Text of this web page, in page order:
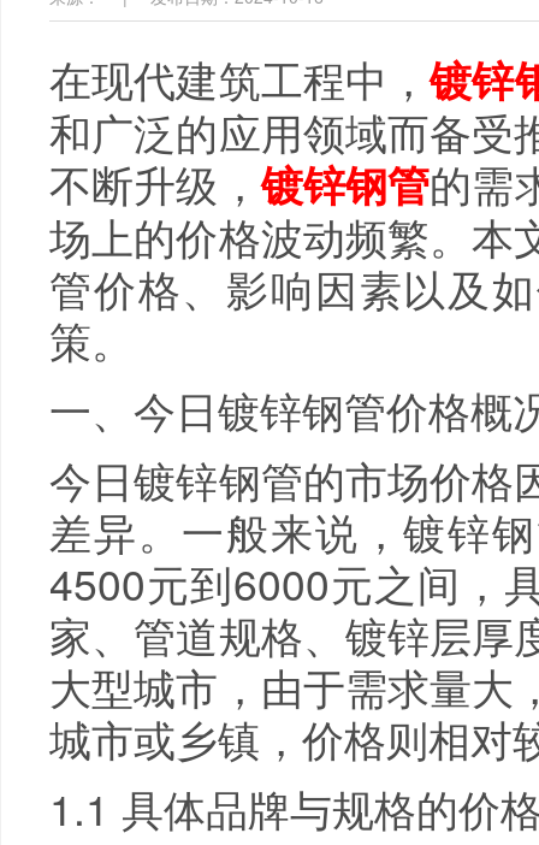
在现代建筑工程中，镀锌
和广泛的应用领域而备受
不断升级，镀锌钢管的需
场上的价格波动频繁。本
管价格、影响因素以及
策。
一、今日镀锌钢管价格概
今日镀锌钢管的市场价格
差异。一般来说，镀锌
4500元到6000元之间，
家、管道规格、镀锌层厚
大型城市，由于需求量大
城市或乡镇，价格则相对
1.1 具体品牌与规格的价